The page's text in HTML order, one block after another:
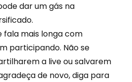
dar um gás na
.
fala mais longa com
participando. Não se
a live ou salvarem
de novo, diga para